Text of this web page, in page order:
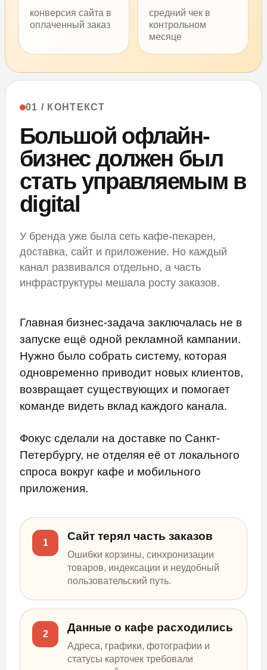
конверсия сайта в
оплаченный заказ
средний чек в
контрольном
месяце
01 / КОНТЕКСТ
Большой офлайн-
бизнес должен был
стать управляемым в
digital
У бренда уже была сеть кафе-пекарен,
доставка, сайт и приложение. Но каждый
канал развивался отдельно, а часть
инфраструктуры мешала росту заказов.
Главная бизнес-задача заключалась не в
запуске ещё одной рекламной кампании.
Нужно было собрать систему, которая
одновременно приводит новых клиентов,
возвращает существующих и помогает
команде видеть вклад каждого канала.
Фокус сделали на доставке по Санкт-
Петербургу, не отделяя её от локального
спроса вокруг кафе и мобильного
приложения.
1
Сайт терял часть заказов
Ошибки корзины, синхронизации
товаров, индексации и неудобный
пользовательский путь.
2
Данные о кафе расходились
Адреса, графики, фотографии и
статусы карточек требовали